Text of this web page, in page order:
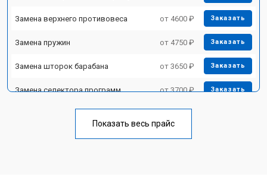
Замена верхнего противовеса от 4600 ₽ Заказать
Замена пружин от 4750 ₽ Заказать
Замена шторок барабана от 3650 ₽ Заказать
Замена селектора программ от 3700 ₽ Заказать
Замена опоры бака от 2800 ₽
Показать весь прайс